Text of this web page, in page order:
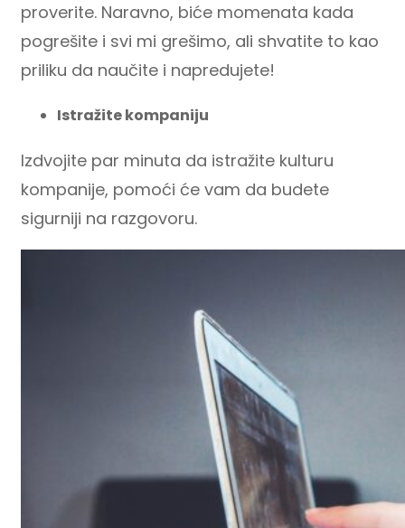
proverite. Naravno, biće momenata kada
pogrešite i svi mi grešimo, ali shvatite to kao
priliku da naučite i napredujete!
Istražite kompaniju
Izdvojite par minuta da istražite kulturu
kompanije, pomoći će vam da budete
sigurniji na razgovoru.